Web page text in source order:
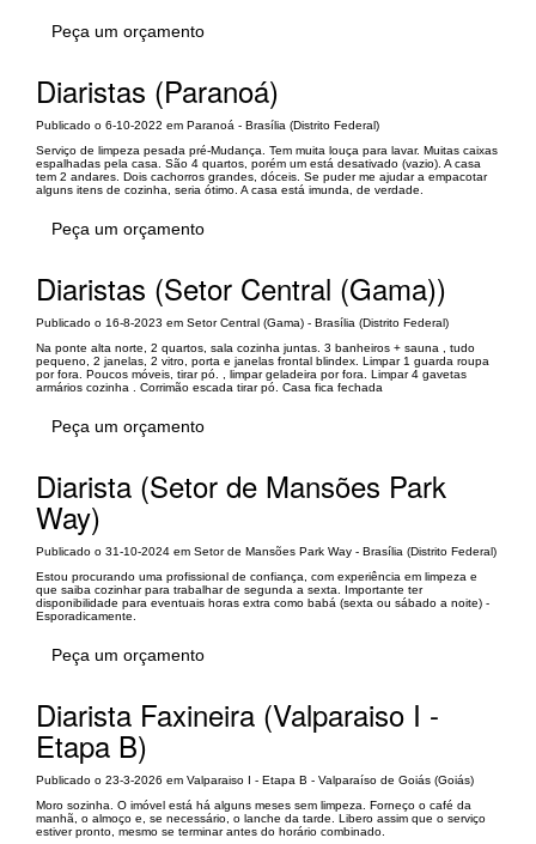
Peça um orçamento
Diaristas (Paranoá)
Publicado o 6-10-2022 em Paranoá - Brasília (Distrito Federal)
Serviço de limpeza pesada pré-Mudança. Tem muita louça para lavar. Muitas caixas
espalhadas pela casa. São 4 quartos, porém um está desativado (vazio). A casa
tem 2 andares. Dois cachorros grandes, dóceis. Se puder me ajudar a empacotar
alguns itens de cozinha, seria ótimo. A casa está imunda, de verdade.
Peça um orçamento
Diaristas (Setor Central (Gama))
Publicado o 16-8-2023 em Setor Central (Gama) - Brasília (Distrito Federal)
Na ponte alta norte, 2 quartos, sala cozinha juntas. 3 banheiros + sauna , tudo
pequeno, 2 janelas, 2 vitro, porta e janelas frontal blindex. Limpar 1 guarda roupa
por fora. Poucos móveis, tirar pó. , limpar geladeira por fora. Limpar 4 gavetas
armários cozinha . Corrimão escada tirar pó. Casa fica fechada
Peça um orçamento
Diarista (Setor de Mansões Park
Way)
Publicado o 31-10-2024 em Setor de Mansões Park Way - Brasília (Distrito Federal)
Estou procurando uma profissional de confiança, com experiência em limpeza e
que saiba cozinhar para trabalhar de segunda a sexta. Importante ter
disponibilidade para eventuais horas extra como babá (sexta ou sábado a noite) -
Esporadicamente.
Peça um orçamento
Diarista Faxineira (Valparaiso I -
Etapa B)
Publicado o 23-3-2026 em Valparaiso I - Etapa B - Valparaíso de Goiás (Goiás)
Moro sozinha. O imóvel está há alguns meses sem limpeza. Forneço o café da
manhã, o almoço e, se necessário, o lanche da tarde. Libero assim que o serviço
estiver pronto, mesmo se terminar antes do horário combinado.